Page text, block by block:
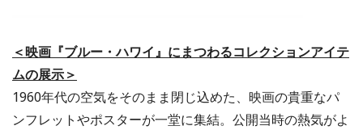
＜映画『ブルー・ハワイ』にまつわるコレクションアイテ
ムの展示＞
1960年代の空気をそのまま閉じ込めた、映画の貴重なパ
ンフレットやポスターが一堂に集結。公開当時の熱気がよ